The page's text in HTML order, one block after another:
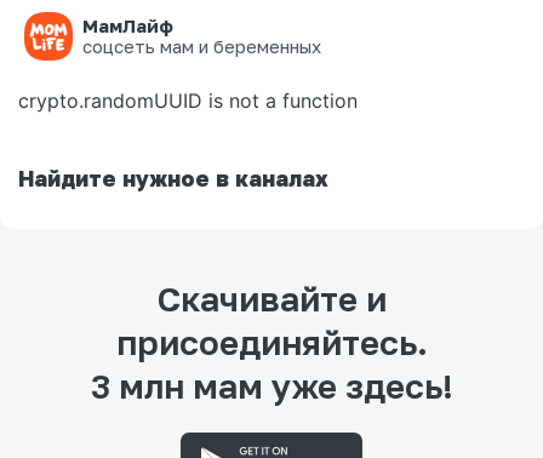
МамЛайф
соцсеть мам и беременных
Ошибка на странице
crypto.randomUUID is not a function
Найдите нужное в каналах
Скачивайте и
присоединяйтесь.
3 млн мам уже здесь!